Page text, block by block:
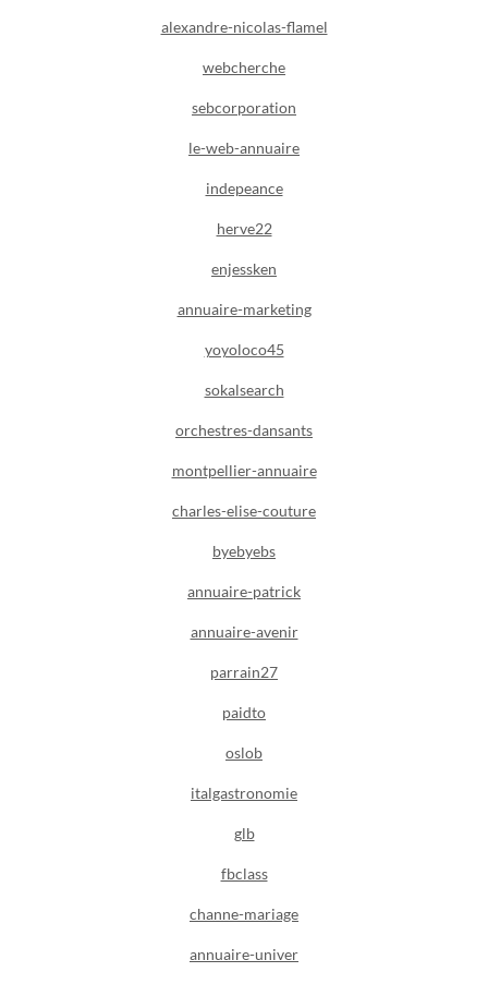
alexandre-nicolas-flamel
webcherche
sebcorporation
le-web-annuaire
indepeance
herve22
enjessken
annuaire-marketing
yoyoloco45
sokalsearch
orchestres-dansants
montpellier-annuaire
charles-elise-couture
byebyebs
annuaire-patrick
annuaire-avenir
parrain27
paidto
oslob
italgastronomie
glb
fbclass
channe-mariage
annuaire-univer